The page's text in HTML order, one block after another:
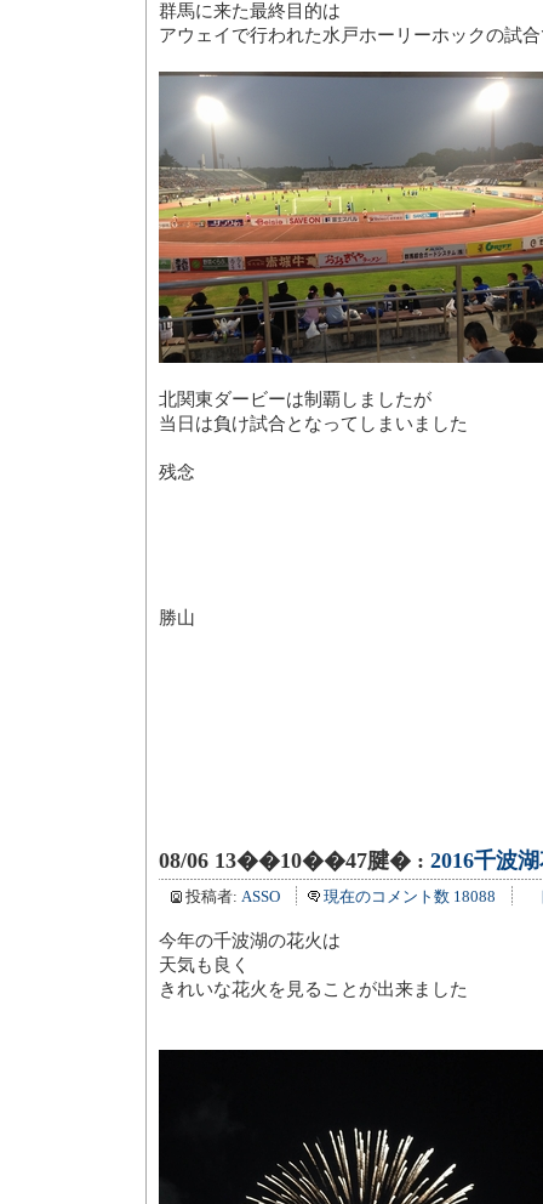
群馬に来た最終目的は
アウェイで行われた水戸ホーリーホックの試
北関東ダービーは制覇しましたが
当日は負け試合となってしまいました
残念
勝山
08/06 13��10��47腱� : 2016千波
投稿者: ASSO 現在のコメント数 18088
今年の千波湖の花火は
天気も良く
きれいな花火を見ることが出来ました